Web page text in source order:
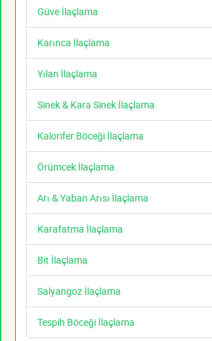
Güve İlaçlama
Karınca İlaçlama
Yılan İlaçlama
Sinek & Kara Sinek İlaçlama
Kalorifer Böceği İlaçlama
Örümcek İlaçlama
Arı & Yaban Arısı İlaçlama
Karafatma İlaçlama
Bit İlaçlama
Salyangoz İlaçlama
Tespih Böceği İlaçlama